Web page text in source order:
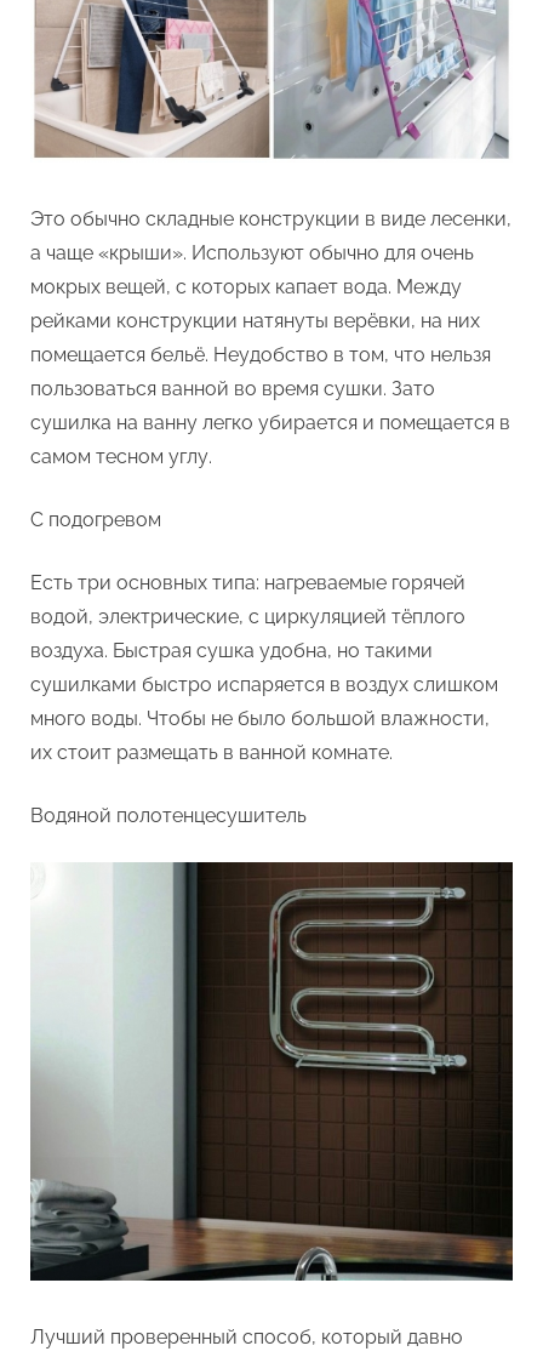
Это обычно складные конструкции в виде лесенки,
а чаще «крыши». Используют обычно для очень
мокрых вещей, с которых капает вода. Между
рейками конструкции натянуты верёвки, на них
помещается бельё. Неудобство в том, что нельзя
пользоваться ванной во время сушки. Зато
сушилка на ванну легко убирается и помещается в
самом тесном углу.
С подогревом
Есть три основных типа: нагреваемые горячей
водой, электрические, с циркуляцией тёплого
воздуха. Быстрая сушка удобна, но такими
сушилками быстро испаряется в воздух слишком
много воды. Чтобы не было большой влажности,
их стоит размещать в ванной комнате.
Водяной полотенцесушитель
Лучший проверенный способ, который давно